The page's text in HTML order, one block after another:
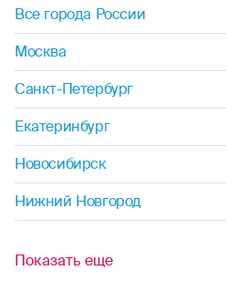
Все города России
Москва
Санкт-Петербург
Екатеринбург
Новосибирск
Нижний Новгород
Показать еще